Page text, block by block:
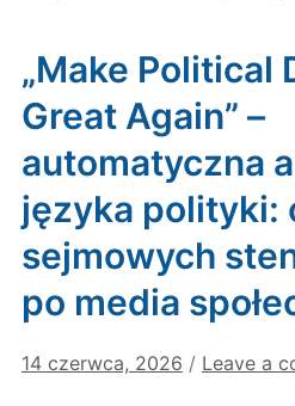
„Make Political
Great Again” –
automatyczna
języka polityki:
sejmowych
po media
14 czerwca, 2026 / Leave a